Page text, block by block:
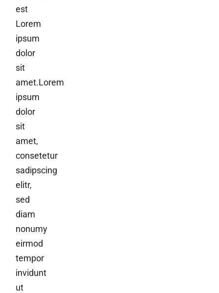
est
Lorem
ipsum
dolor
sit
amet.Lorem
ipsum
dolor
sit
amet,
consetetur
sadipscing
elitr,
sed
diam
nonumy
eirmod
tempor
invidunt
ut